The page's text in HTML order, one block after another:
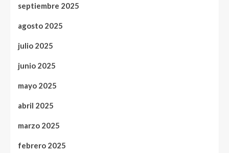
septiembre 2025
agosto 2025
julio 2025
junio 2025
mayo 2025
abril 2025
marzo 2025
febrero 2025